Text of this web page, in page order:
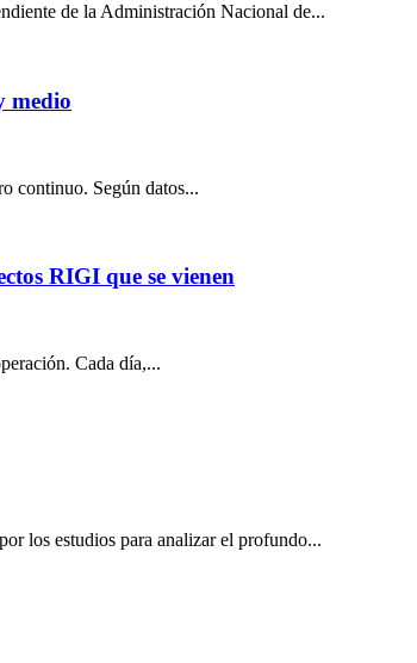
de la Administración Nacional de...
medio
continuo. Según datos...
RIGI que se vienen
Cada día,...
los estudios para analizar el profundo...